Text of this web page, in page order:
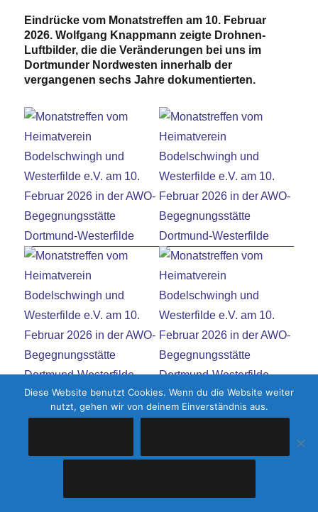
Eindrücke vom Monatstreffen am 10. Februar
2026. Wolfgang Knappmann zeigte Drohnen-
Luftbilder, die die Veränderungen bei uns im
Dortmunder Nordwesten innerhalb der
vergangenen sechs Jahre dokumentierten.
Diese Website benutzt Cookies. Wenn du die Website weiter
nutzt, gehen wir von deinem Einverständnis aus.